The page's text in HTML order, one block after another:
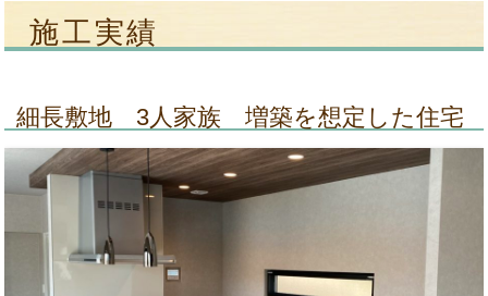
施工実績
細長敷地 3人家族 増築を想定した住宅